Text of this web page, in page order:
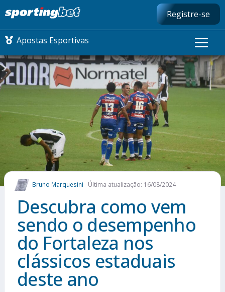
Registre-se
Apostas Esportivas
CONMEBOL LIBERTADORES
FUTEBOL NACIONAL
FUTEBOL INTERNACIONAL
COMO APOSTAR
MAIS ESPORTES
Bruno Marquesini Última atualização: 16/08/2024
Descubra como vem
sendo o desempenho
do Fortaleza nos
clássicos estaduais
deste ano